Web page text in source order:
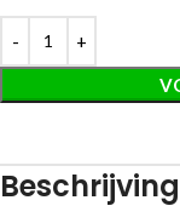
Beschrijving